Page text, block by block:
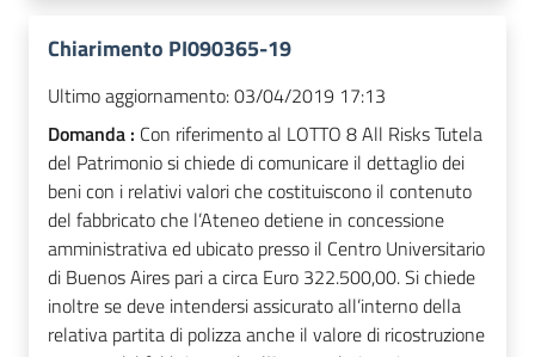
Chiarimento PI090365-19
Ultimo aggiornamento:03/04/2019 17:13
Domanda : Con riferimento al LOTTO 8 All Risks Tutela
del Patrimonio si chiede di comunicare il dettaglio dei
beni con i relativi valori che costituiscono il contenuto
del fabbricato che l’Ateneo detiene in concessione
amministrativa ed ubicato presso il Centro Universitario
di Buenos Aires pari a circa Euro 322.500,00. Si chiede
inoltre se deve intendersi assicurato all’interno della
relativa partita di polizza anche il valore di ricostruzione